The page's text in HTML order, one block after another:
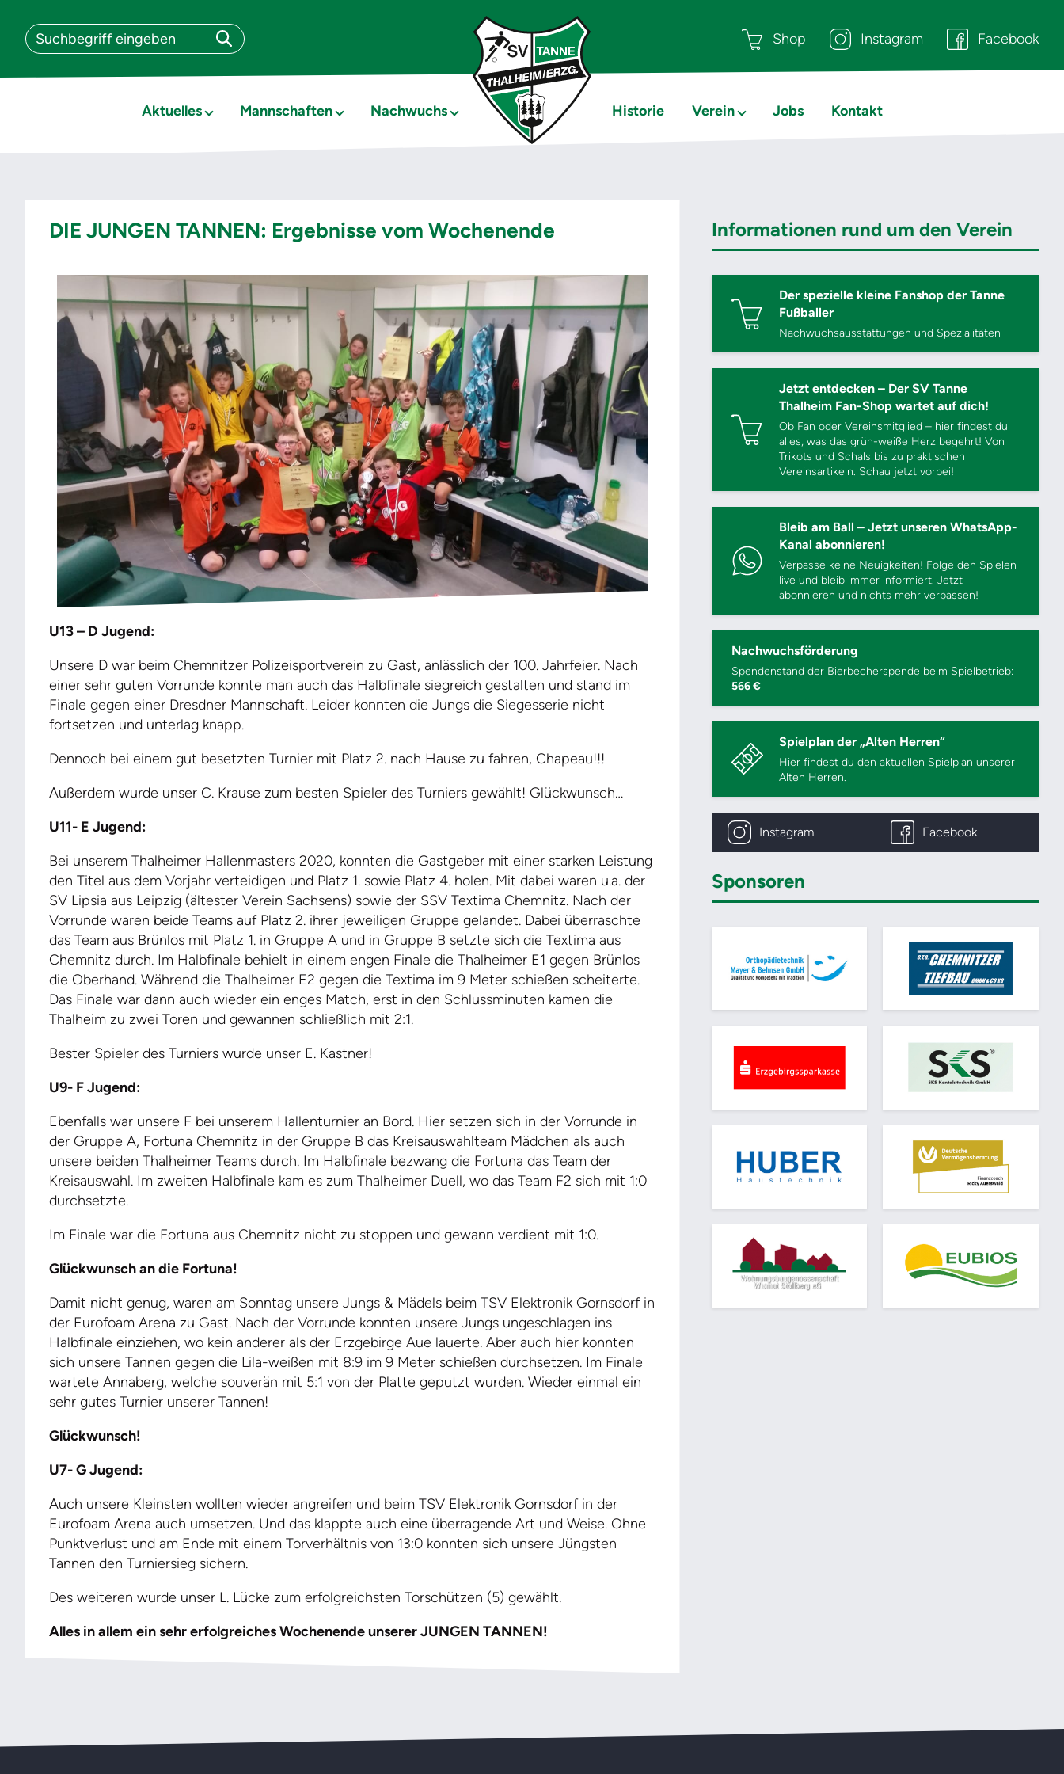
Shop Instagram Facebook
Aktuelles Mannschaften Nachwuchs Historie Verein Jobs Kontakt
DIE JUNGEN TANNEN: Ergebnisse vom Wochenende
U13 – D Jugend:
Unsere D war beim Chemnitzer Polizeisportverein zu Gast, anlässlich der 100. Jahrfeier. Nach
einer sehr guten Vorrunde konnte man auch das Halbfinale siegreich gestalten und stand im
Finale gegen einer Dresdner Mannschaft. Leider konnten die Jungs die Siegesserie nicht
fortsetzen und unterlag knapp.
Dennoch bei einem gut besetzten Turnier mit Platz 2. nach Hause zu fahren, Chapeau!!!
Außerdem wurde unser C. Krause zum besten Spieler des Turniers gewählt! Glückwunsch…
U11- E Jugend:
Bei unserem Thalheimer Hallenmasters 2020, konnten die Gastgeber mit einer starken Leistung
den Titel aus dem Vorjahr verteidigen und Platz 1. sowie Platz 4. holen. Mit dabei waren u.a. der
SV Lipsia aus Leipzig (ältester Verein Sachsens) sowie der SSV Textima Chemnitz. Nach der
Vorrunde waren beide Teams auf Platz 2. ihrer jeweiligen Gruppe gelandet. Dabei überraschte
das Team aus Brünlos mit Platz 1. in Gruppe A und in Gruppe B setzte sich die Textima aus
Chemnitz durch. Im Halbfinale behielt in einem engen Finale die Thalheimer E1 gegen Brünlos
die Oberhand. Während die Thalheimer E2 gegen die Textima im 9 Meter schießen scheiterte.
Das Finale war dann auch wieder ein enges Match, erst in den Schlussminuten kamen die
Thalheim zu zwei Toren und gewannen schließlich mit 2:1.
Bester Spieler des Turniers wurde unser E. Kastner!
U9- F Jugend:
Ebenfalls war unsere F bei unserem Hallenturnier an Bord. Hier setzen sich in der Vorrunde in
der Gruppe A, Fortuna Chemnitz in der Gruppe B das Kreisauswahlteam Mädchen als auch
unsere beiden Thalheimer Teams durch. Im Halbfinale bezwang die Fortuna das Team der
Kreisauswahl. Im zweiten Halbfinale kam es zum Thalheimer Duell, wo das Team F2 sich mit 1:0
durchsetzte.
Im Finale war die Fortuna aus Chemnitz nicht zu stoppen und gewann verdient mit 1:0.
Glückwunsch an die Fortuna!
Damit nicht genug, waren am Sonntag unsere Jungs & Mädels beim TSV Elektronik Gornsdorf in
der Eurofoam Arena zu Gast. Nach der Vorrunde konnten unsere Jungs ungeschlagen ins
Halbfinale einziehen, wo kein anderer als der Erzgebirge Aue lauerte. Aber auch hier konnten
sich unsere Tannen gegen die Lila-weißen mit 8:9 im 9 Meter schießen durchsetzen. Im Finale
wartete Annaberg, welche souverän mit 5:1 von der Platte geputzt wurden. Wieder einmal ein
sehr gutes Turnier unserer Tannen!
Glückwunsch!
U7- G Jugend:
Auch unsere Kleinsten wollten wieder angreifen und beim TSV Elektronik Gornsdorf in der
Eurofoam Arena auch umsetzen. Und das klappte auch eine überragende Art und Weise. Ohne
Punktverlust und am Ende mit einem Torverhältnis von 13:0 konnten sich unsere Jüngsten
Tannen den Turniersieg sichern.
Des weiteren wurde unser L. Lücke zum erfolgreichsten Torschützen (5) gewählt.
Alles in allem ein sehr erfolgreiches Wochenende unserer JUNGEN TANNEN!
Informationen rund um den Verein
Der spezielle kleine Fanshop der Tanne
Fußballer
Nachwuchsausstattungen und Spezialitäten
Jetzt entdecken – Der SV Tanne
Thalheim Fan-Shop wartet auf dich!
Ob Fan oder Vereinsmitglied – hier findest du
alles, was das grün-weiße Herz begehrt! Von
Trikots und Schals bis zu praktischen
Vereinsartikeln. Schau jetzt vorbei!
Bleib am Ball – Jetzt unseren WhatsApp-
Kanal abonnieren!
Verpasse keine Neuigkeiten! Folge den Spielen
live und bleib immer informiert. Jetzt
abonnieren und nichts mehr verpassen!
Nachwuchsförderung
Spendenstand der Bierbecherspende beim Spielbetrieb:
566 €
Spielplan der „Alten Herren“
Hier findest du den aktuellen Spielplan unserer
Alten Herren.
Instagram Facebook
Sponsoren